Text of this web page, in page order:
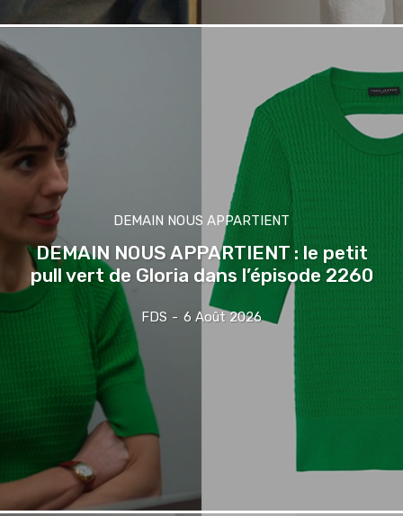
DEMAIN NOUS APPARTIENT
DEMAIN NOUS APPARTIENT : le petit
pull vert de Gloria dans l’épisode 2260
FDS - 6 Août 2026